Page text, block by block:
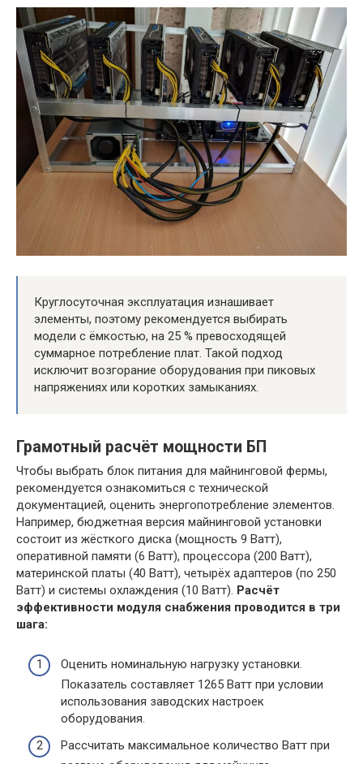
Круглосуточная эксплуатация изнашивает
элементы, поэтому рекомендуется выбирать
модели с ёмкостью, на 25 % превосходящей
суммарное потребление плат. Такой подход
исключит возгорание оборудования при пиковых
напряжениях или коротких замыканиях.
Грамотный расчёт мощности БП
Чтобы выбрать блок питания для майнинговой фермы,
рекомендуется ознакомиться с технической
документацией, оценить энергопотребление элементов.
Например, бюджетная версия майнинговой установки
состоит из жёсткого диска (мощность 9 Ватт),
оперативной памяти (6 Ватт), процессора (200 Ватт),
материнской платы (40 Ватт), четырёх адаптеров (по 250
Ватт) и системы охлаждения (10 Ватт). Расчёт
эффективности модуля снабжения проводится в три
шага:
Оценить номинальную нагрузку установки.
Показатель составляет 1265 Ватт при условии
использования заводских настроек
оборудования.
Рассчитать максимальное количество Ватт при